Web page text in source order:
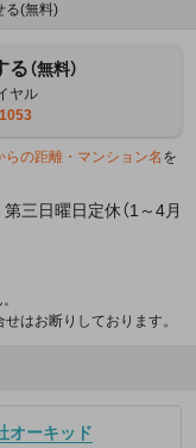
る(無料)
る（無料）
ヤル
の距離・マンション名 を
三日曜日定休（1～4月
はお断りしております。
オーキッド